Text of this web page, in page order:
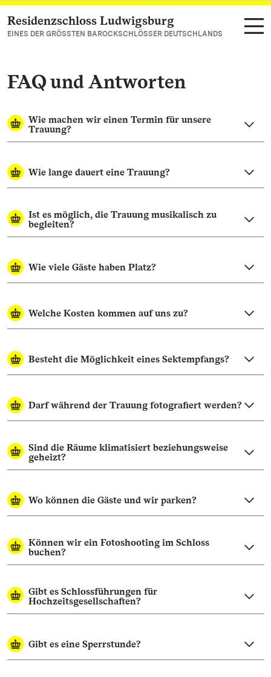
Zum Hauptinhalt springen
Residenzschloss Ludwigsburg
EINES DER GRÖSSTEN BAROCKSCHLÖSSER DEUTSCHLANDS
FAQ und Antworten
Wie machen wir einen Termin für unsere
Trauung?
Wie lange dauert eine Trauung?
Ist es möglich, die Trauung musikalisch zu
begleiten?
Wie viele Gäste haben Platz?
Welche Kosten kommen auf uns zu?
Besteht die Möglichkeit eines Sektempfangs?
Darf während der Trauung fotografiert werden?
Sind die Räume klimatisiert beziehungsweise
geheizt?
Wo können die Gäste und wir parken?
Können wir ein Fotoshooting im Schloss
buchen?
Gibt es Schlossführungen für
Hochzeitsgesellschaften?
Gibt es eine Sperrstunde?